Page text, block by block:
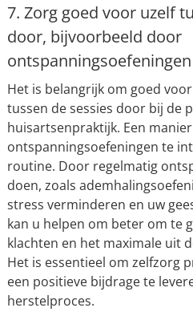
7. Zorg goed voor uzelf
door, bijvoorbeeld door
Het is belangrijk om goed
tussen de sessies door bij de
huisartsenpraktijk. Een
ontspanningsoefeningen te
routine. Door regelmatig
doen, zoals
stress verminderen en uw
kan u helpen om beter om te
klachten en het maximale uit
Het is essentieel om zelfzorg
een positieve bijdrage te
herstelproces.